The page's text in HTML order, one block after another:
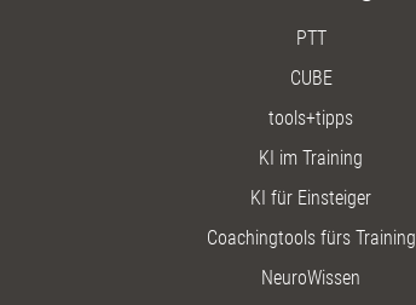
PTT
CUBE
tools+tipps
KI im Training
KI für Einsteiger
Coachingtools fürs Training
NeuroWissen